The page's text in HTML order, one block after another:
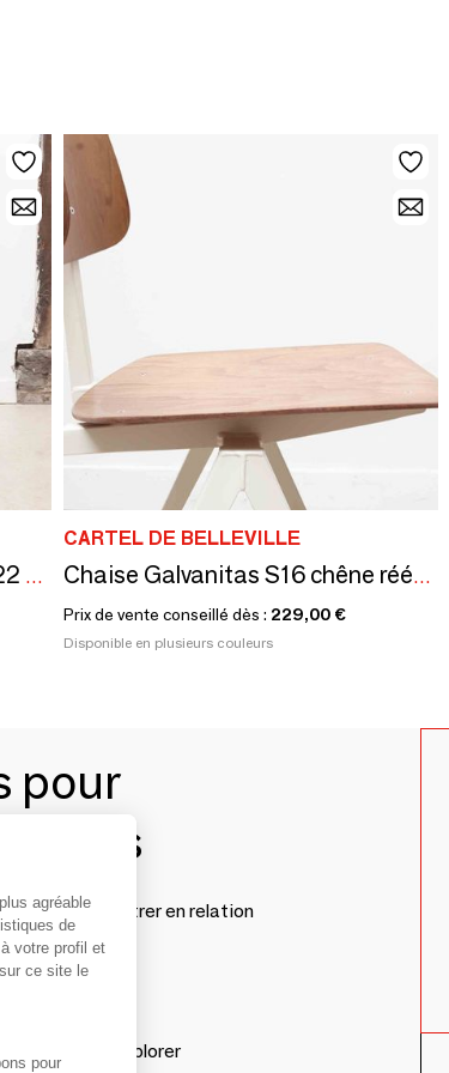
Chaise Galvanitas réédition S22 ébène et noire
CARTEL DE BELLEVILLE
Chaise Galvanitas S16 chêne réédition
Prix de vente conseillé dès : 229,00 €
Disponible en plusieurs couleurs
pour
et de rentrer en relation
un compte.
à explorer
agréable
de
votre profil et
ce site le
pour